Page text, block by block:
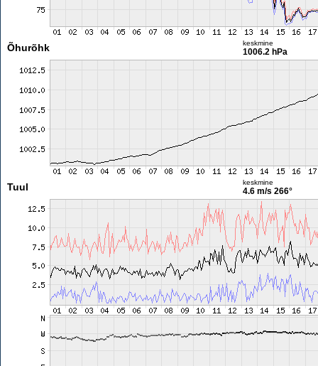
Õhurõhk keskmine
1006.2 hPa
Tuul keskmine
4.6 m/s 266°